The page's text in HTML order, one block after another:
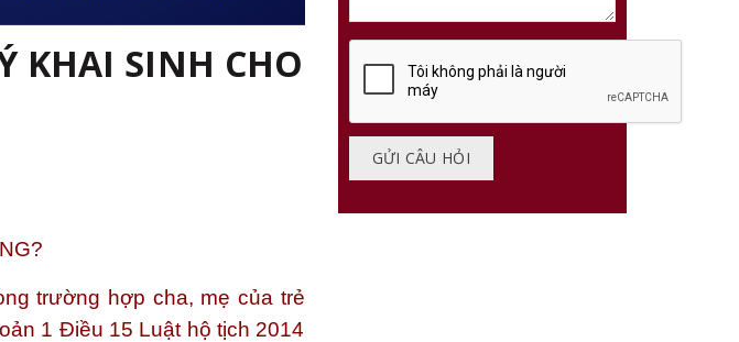
KHAI SINH CHO
trường hợp cha, mẹ của trẻ
1 Điều 15 Luật hộ tịch 2014